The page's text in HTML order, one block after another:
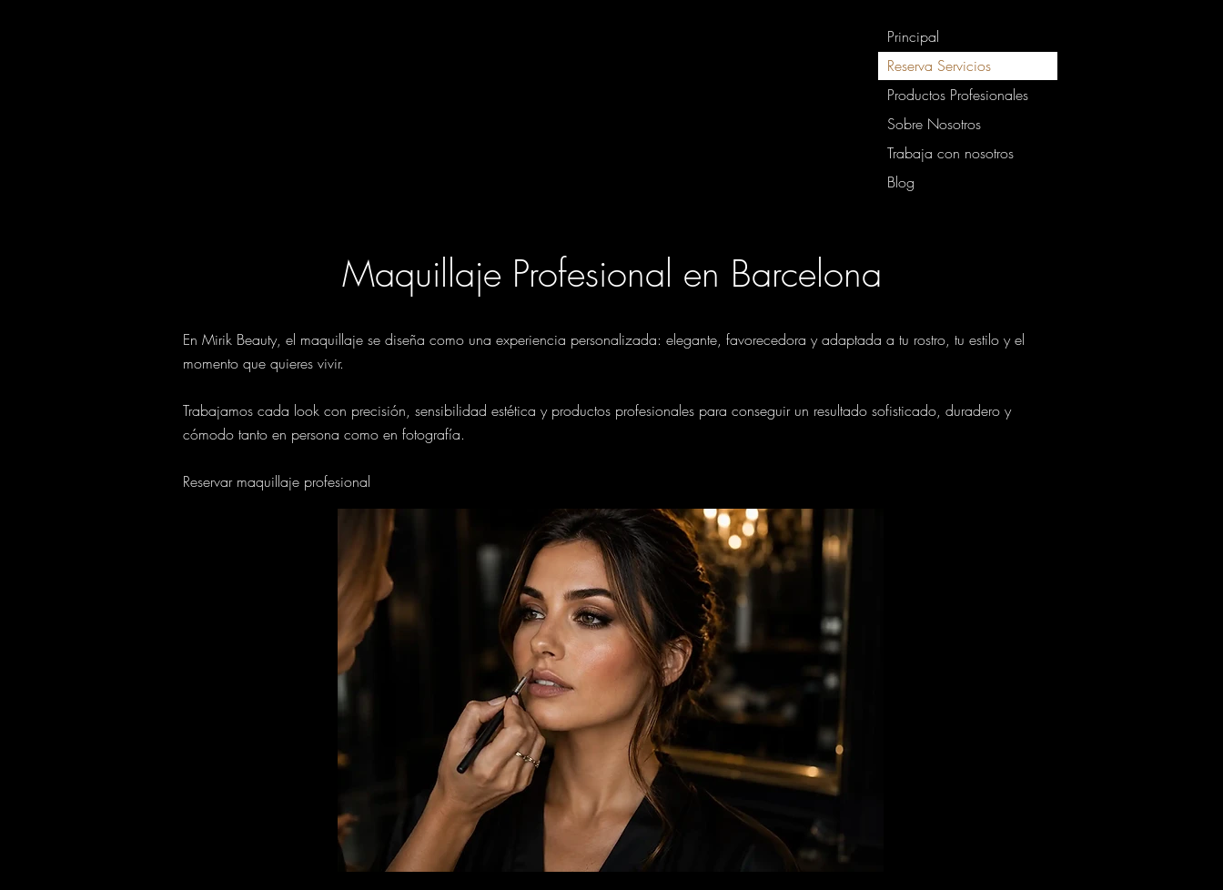
Principal
Reserva Servicios
Productos Profesionales
Sobre Nosotros
Trabaja con nosotros
Blog
Maquillaje Profesional en Barcelona
En Mirik Beauty, el maquillaje se diseña como una experiencia personalizada: elegante, favorecedora y adaptada a tu rostro, tu estilo y el
momento que quieres vivir.
Trabajamos cada look con precisión, sensibilidad estética y productos profesionales para conseguir un resultado sofisticado, duradero y
cómodo tanto en persona como en fotografía.
Reservar maquillaje profesional